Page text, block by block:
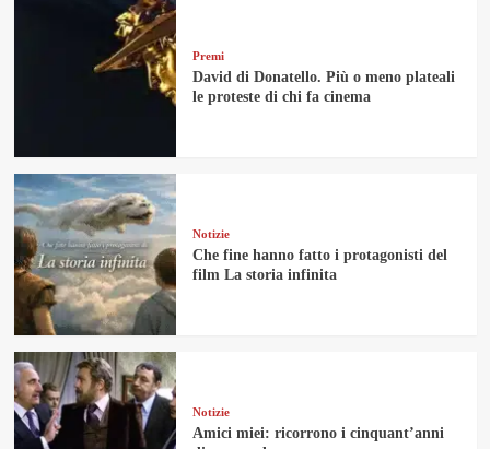
Premi
David di Donatello. Più o meno plateali
le proteste di chi fa cinema
Notizie
Che fine hanno fatto i protagonisti del
film La storia infinita
Notizie
Amici miei: ricorrono i cinquant’anni